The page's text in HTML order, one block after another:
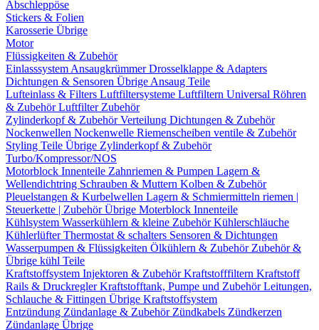
Abschleppöse
Stickers & Folien
Karosserie Übrige
Motor
Flüssigkeiten & Zubehör
Einlasssystem AnsaugkrümmerDrosselklappe & Adapters
Dichtungen & Sensoren Übrige Ansaug Teile
Lufteinlass & Filters Luftfiltersysteme Luftfiltern Universal Röhren
& ZubehörLuftfilter Zubehör
Zylinderkopf & ZubehörVerteilung Dichtungen & Zubehör
Nockenwellen Nockenwelle Riemenscheiben ventile & Zubehör
Styling Teile Übrige Zylinderkopf & Zubehör
Turbo/Kompressor/NOS
Motorblock Innenteile Zahnriemen & Pumpen Lagern &
Wellendichtring Schrauben & Muttern Kolben & Zubehör
Pleuelstangen & Kurbelwellen Lagern & Schmiermitteln riemen |
Steuerkette | ZubehörÜbrige Moterblock Innenteile
Kühlsystem Wasserkühlern & kleine ZubehörKühlerschläuche
KühlerlüfterThermostat & schalters Sensoren & Dichtungen
Wasserpumpen & Flüssigkeiten Ölkühlern & Zubehör Zubehör &
Übrige kühl Teile
Kraftstoffsystem Injektoren & ZubehörKraftstofffiltern Kraftstoff
Rails & DruckreglerKraftstofftank, Pumpe und ZubehörLeitungen,
Schlauche & Fittingen Übrige Kraftstoffsystem
Entzündung Zündanlage & Zubehör Zündkabels Zündkerzen
Zündanlage Übrige